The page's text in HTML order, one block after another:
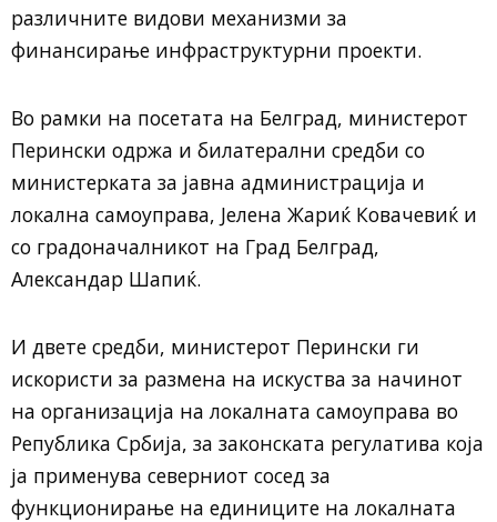
различните видови механизми за
финансирање инфраструктурни проекти.
Во рамки на посетата на Белград, министерот
Перински одржа и билатерални средби со
министерката за јавна администрација и
локална самоуправа, Јелена Жариќ Ковачевиќ и
со градоначалникот на Град Белград,
Александар Шапиќ.
И двете средби, министерот Перински ги
искористи за размена на искуства за начинот
на организација на локалната самоуправа во
Република Србија, за законската регулатива која
ја применува северниот сосед за
функционирање на единиците на локалната